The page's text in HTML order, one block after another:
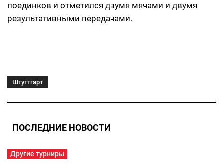
поединков и отметился двумя мячами и двумя
результативными передачами.
Штуттгарт
ПОСЛЕДНИЕ НОВОСТИ
Другие турниры